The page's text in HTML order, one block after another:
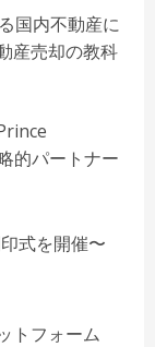
国内不動産に
産売却の教科
的パートナー
式を開催〜
トフォーム